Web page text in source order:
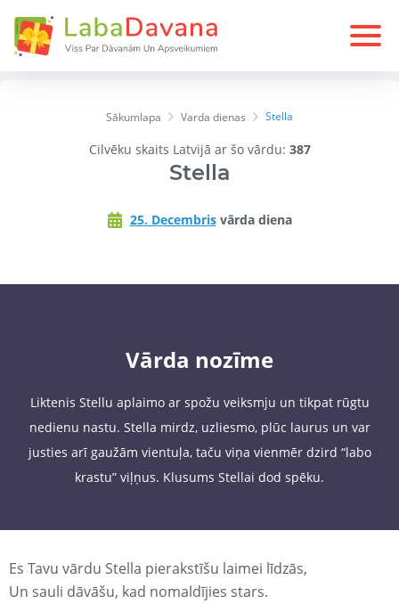
Sākumlapa Varda dienas Stella
Cilvēku skaits Latvijā ar šo vārdu: 387
Stella
25. Decembrisvārda diena
Vārda nozīme
Liktenis Stellu aplaimo ar spožu veiksmju un tikpat rūgtu
nedienu nastu. Stella mirdz, uzliesmo, plūc laurus un var
justies arī gaužām vientuļa, taču viņa vienmēr dzird “labo
krastu” viļņus. Klusums Stellai dod spēku.
Es Tavu vārdu Stella pierakstīšu laimei līdzās,
Un sauli dāvāšu, kad nomaldījies stars.